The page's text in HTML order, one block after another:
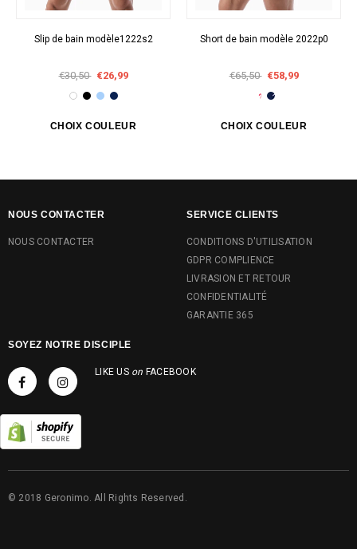
Slip de bain modèle1222s2
€30,50 €26,99
Short de bain modèle 2022p0
€65,50 €58,99
NOUS CONTACTER
NOUS CONTACTER
SERVICE CLIENTS
CONDITIONS D'UTILISATION
GDPR COMPLIENCE
LIVRASION ET RETOUR
CONFIDENTIALITÉ
GARANTIE 365
SOYEZ NOTRE DISCIPLE
LIKE US on FACEBOOK
© 2018 Geronimo. All Rights Reserved.